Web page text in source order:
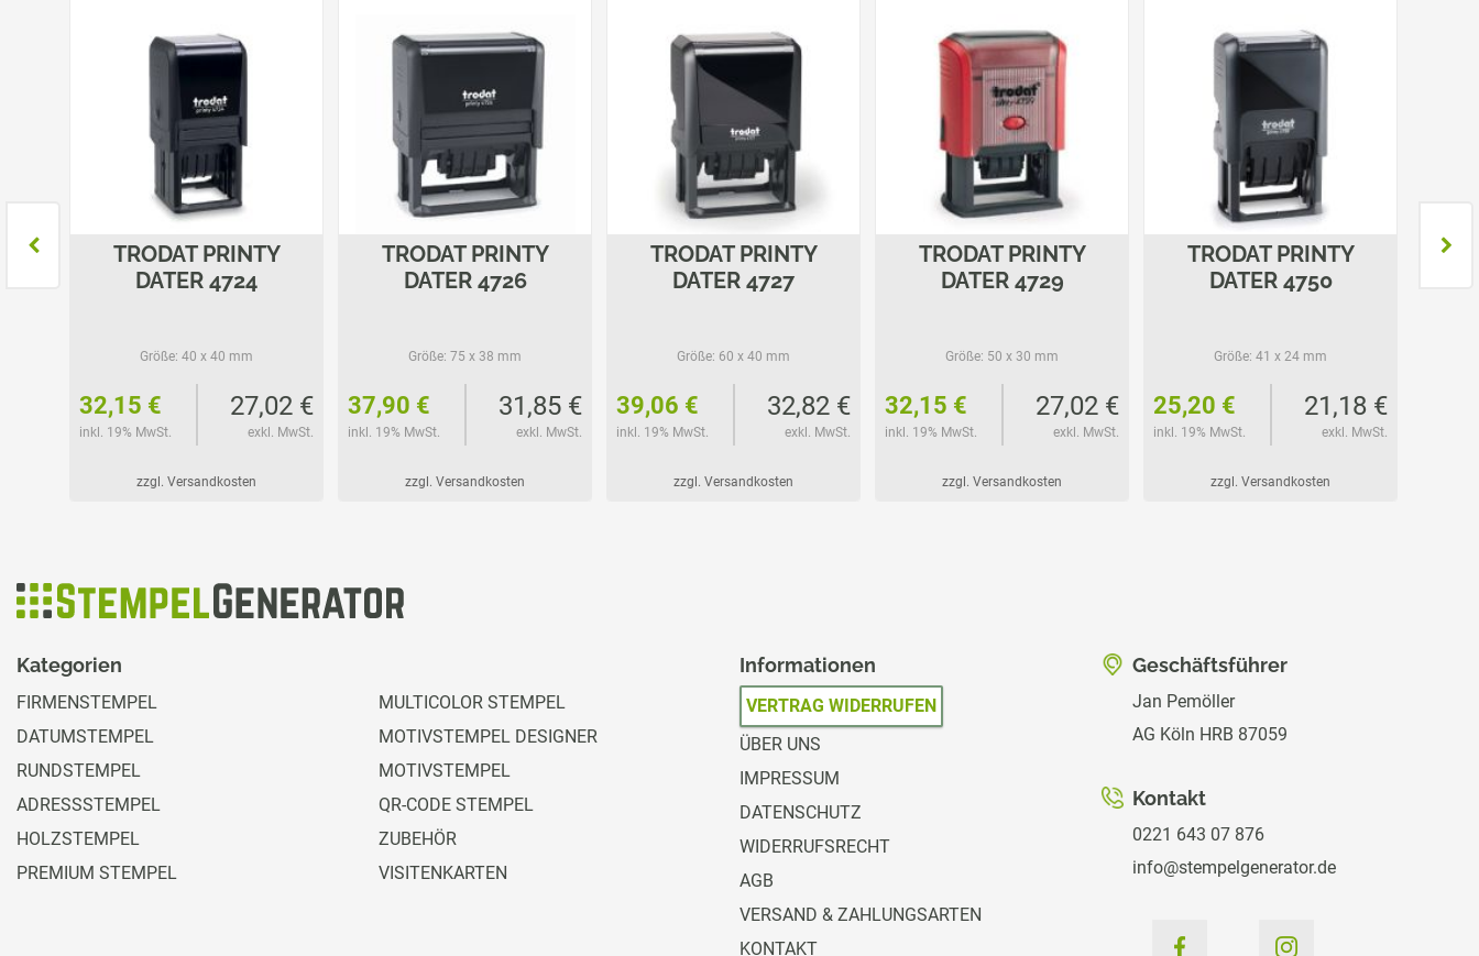
TRODAT PRINTY
DATER 4724
Größe: 40 x 40 mm
32,15 €
inkl. 19% MwSt.
27,02 €
exkl. MwSt.
zzgl. Versandkosten
TRODAT PRINTY
DATER 4726
Größe: 75 x 38 mm
37,90 €
inkl. 19% MwSt.
31,85 €
exkl. MwSt.
zzgl. Versandkosten
TRODAT PRINTY
DATER 4727
Größe: 60 x 40 mm
39,06 €
inkl. 19% MwSt.
32,82 €
exkl. MwSt.
zzgl. Versandkosten
TRODAT PRINTY
DATER 4729
Größe: 50 x 30 mm
32,15 €
inkl. 19% MwSt.
27,02 €
exkl. MwSt.
zzgl. Versandkosten
TRODAT PRINTY
DATER 4750
Größe: 41 x 24 mm
25,20 €
inkl. 19% MwSt.
21,18 €
exkl. MwSt.
zzgl. Versandkosten
Kategorien
FIRMENSTEMPEL
DATUMSTEMPEL
RUNDSTEMPEL
ADRESSSTEMPEL
HOLZSTEMPEL
PREMIUM STEMPEL
MULTICOLOR STEMPEL
MOTIVSTEMPEL DESIGNER
MOTIVSTEMPEL
QR-CODE STEMPEL
ZUBEHÖR
VISITENKARTEN
Informationen
VERTRAG WIDERRUFEN
ÜBER UNS
IMPRESSUM
DATENSCHUTZ
WIDERRUFSRECHT
AGB
VERSAND & ZAHLUNGSARTEN
KONTAKT
Geschäftsführer
Jan Pemöller
AG Köln HRB 87059
Kontakt
0221 643 07 876
info@stempelgenerator.de